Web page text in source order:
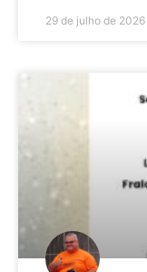
29 de julho de 2026